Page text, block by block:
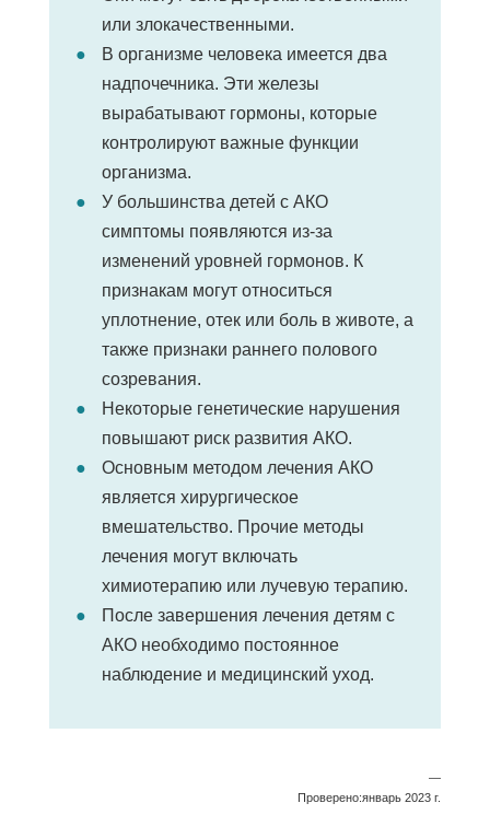
или злокачественными.
В организме человека имеется два
надпочечника. Эти железы
вырабатывают гормоны, которые
контролируют важные функции
организма.
У большинства детей с АКО
симптомы появляются из-за
изменений уровней гормонов. К
признакам могут относиться
уплотнение, отек или боль в животе, а
также признаки раннего полового
созревания.
Некоторые генетические нарушения
повышают риск развития АКО.
Основным методом лечения АКО
является хирургическое
вмешательство. Прочие методы
лечения могут включать
химиотерапию или лучевую терапию.
После завершения лечения детям с
АКО необходимо постоянное
наблюдение и медицинский уход.
—
Проверено:январь 2023 г.